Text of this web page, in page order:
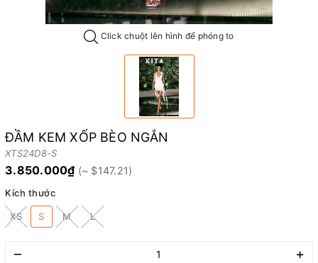
Click chuột lên hình để phóng to
ĐẦM KEM XỐP BÈO NGẮN
XTS24D8-S
3.850.000₫
Kích thước
XS S M L
– +